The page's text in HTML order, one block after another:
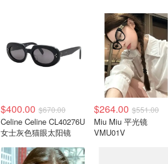
$400.00 $670.00
Celine Celine CL40276U
女士灰色猫眼太阳镜
$264.00 $551.00
Miu Miu 平光镜
VMU01V